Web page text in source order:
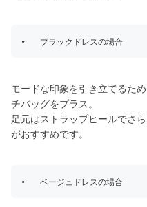
モードな印象を引き立てるた
チバッグをプラス。
足元はストラップヒールでさ
がおすすめです。